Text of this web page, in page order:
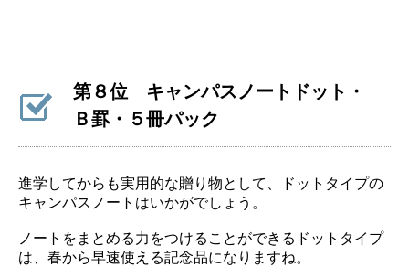
第８位 キャンパスノートドット・
Ｂ罫・５冊パック
進学してからも実用的な贈り物として、ドットタイプの
キャンパスノートはいかがでしょう。
ノートをまとめる力をつけることができるドットタイプ
は、春から早速使える記念品になりますね。